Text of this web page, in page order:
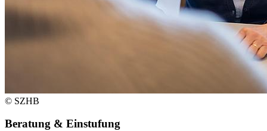
© SZHB
Beratung & Einstufung